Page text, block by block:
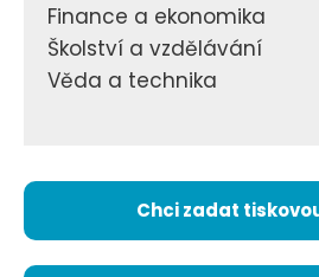
Finance a ekonomika
Školství a vzdělávání
Věda a technika
Chci zadat